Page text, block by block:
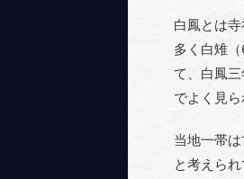
白鳳とは
多く白雉
て、白鳳
でよく見ら
当地一帯
と考えられ